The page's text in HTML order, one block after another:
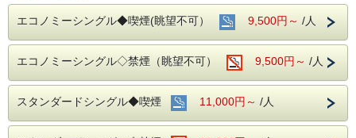
■全室インターネット接続完備 ◎Ｗｉ－Ｆｉ接続無料◎
■お客様に安全にお過ごしいただく為に、お客様の触れる機
会が多い場所を
アルコール消毒を行っております。
当ホテルの客室は窓が開放出来る為、簡単に空気を入れ替
える事が可能です。
清掃時は常に換気をして新鮮な空気に入れ替えておりま
す。
エコノミーシングル◆喫煙(眺望不可） 9,500円～ /人
エコノミーシングル◇禁煙（眺望不可） 9,500円～ /人
スタンダードシングル◆喫煙 11,000円～ /人